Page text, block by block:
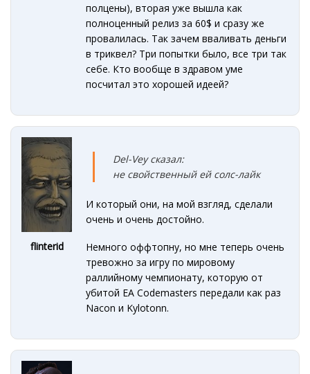
полцены), вторая уже вышла как
полноценный релиз за 60$ и сразу же
провалилась. Так зачем вваливать деньги
в триквел? Три попытки было, все три так
себе. Кто вообще в здравом уме
посчитал это хорошей идеей?
flinterid
Del-Vey сказал:
несвойственный ей солс-лайк
И который они, на мой взгляд, сделали
очень и очень достойно.
Немного оффтопну, но мне теперь очень
тревожно за игру по мировому
раллийному чемпионату, которую от
убитой EA Codemasters передали как раз
Nacon и Kylotonn.